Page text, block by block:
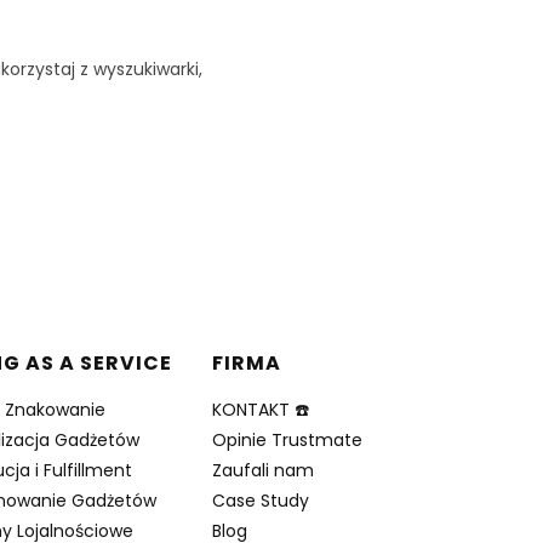
z wyszukiwarki,
AS A SERVICE
Znakowanie
Gadżetów
i Fulfillment
Gadżetów
Lojalnościowe
FIRMA
KONTAKT ☎️
Opinie Trustmate
Zaufali nam
Case Study
Blog